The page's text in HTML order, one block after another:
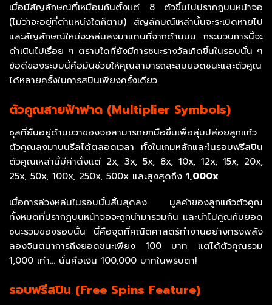
เมื่อมีสัญลักษณ์ที่เหมือนกันตั้งแต่ 8 ตัวขึ้นไปปรากฏบนหน้าจอ
(ไม่ว่าจะอยู่ที่ตำแหน่งใดก็ตาม) สัญลักษณ์เหล่านั้นจะระเบิดหายไป
และสัญลักษณ์ใหม่จะหล่นลงมาแทนที่จากด้านบน กระบวนการนี้จะ
ดำเนินไปเรื่อย ๆ ตราบใดที่ยังมีการชนะรางวัลเกิดขึ้นในรอบนั้น ๆ
ข้อดีของระบบนี้คือมันช่วยให้คุณสามารถสะสมยอดชนะและตัวคูณ
ได้หลายครั้งในการสปินเพียงครั้งเดียว
ตัวคูณสายฟ้าฟาด (Multiplier Symbols)
ซุสที่ยืนอยู่ด้านขวาของจอสามารถยกมือขึ้นเพื่อสุ่มปล่อยลูกแก้ว
ตัวคูณลงมาบนรีลได้ตลอดเวลา ทั้งในเกมหลักและในรอบฟรีสปิน
ตัวคูณเหล่านี้มีค่าตั้งแต่ 2x, 3x, 5x, 8x, 10x, 12x, 15x, 20x,
25x, 50x, 100x, 250x, 500x และสูงสุดถึง 1,000x
เมื่อการล่วงหล่นในรอบนั้นสิ้นสุดลง มูลค่าของลูกแก้วตัวคูณ
ทั้งหมดที่ปรากฏบนหน้าจอจะถูกนำมารวมกัน และนำไปคูณกับยอด
ชนะรวมของรอบนั้น นี่คือจุดที่คณิตศาสตร์ทำงานอย่างทรงพลัง
ลองจินตนาการถึงยอดชนะเพียง 100 บาท แต่ได้ตัวคูณรวม
1,000 เท่า… นั่นคือเงิน 100,000 บาทในพริบตา!
รอบฟรีสปิน (Free Spins Feature)